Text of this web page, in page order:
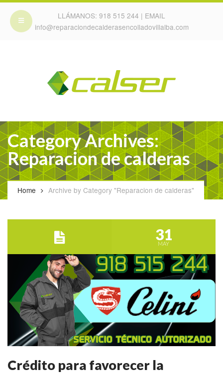
LLÁMANOS: 918 515 244 | EMAIL
info@reparaciondecalderasencolladovillalba.com
Category Archives:
Reparacion de calderas
Home Archive by Category "Reparacion de calderas"
31
MAY
Crédito para favorecer la